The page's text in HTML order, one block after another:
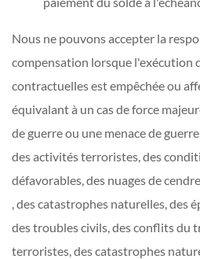
Nous ne pouvons accepter la
compensation lorsque l'exécution
contractuelles est empêchée ou
équivalant à un cas de force
de guerre ou une menace de
des activités terroristes, des
défavorables, des nuages ​​de
, des catastrophes naturelles, des
des troubles civils, des conflits du
terroristes, des catastrophes